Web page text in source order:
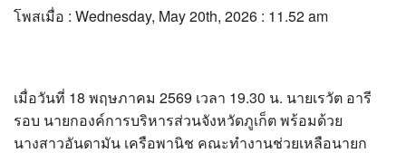
เที่ยว ชิม ช๊อป
PR News
อยากบอกอยากเล่า
โพสเมื่อ : Wednesday, May 20th, 2026 : 11.52 am
เมื่อวันที่ 18 พฤษภาคม 2569 เวลา 19.30 น. นายเรวัต อารี
รอบ นายกองค์การบริหารส่วนจังหวัดภูเก็ต พร้อมด้วย
นางสาวอันดามัน เครือพานิช คณะทำงานช่วยเหลือนายก